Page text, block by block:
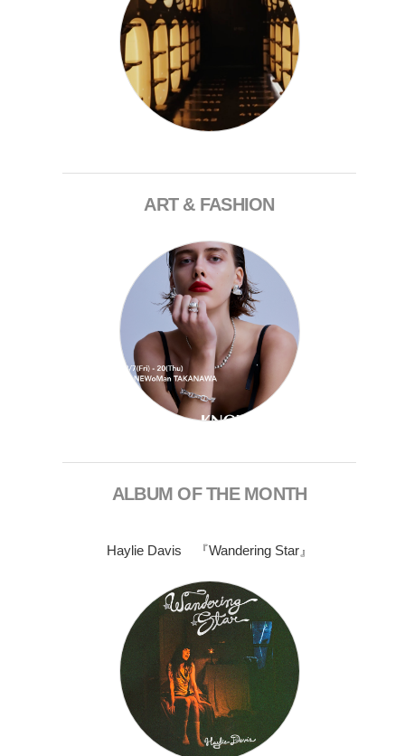
ART & FASHION
ALBUM OF THE MONTH
Haylie Davis 『Wandering Star』